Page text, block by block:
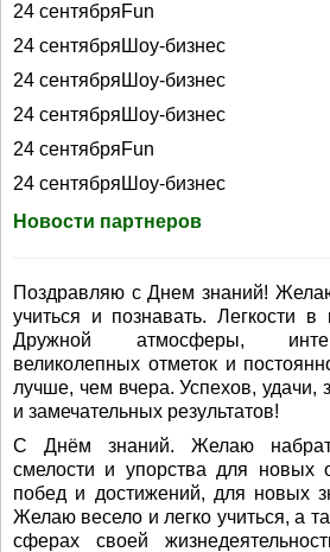
24 сентябряFun
24 сентябряШоу-бизнес
24 сентябряШоу-бизнес
24 сентябряШоу-бизнес
24 сентябряFun
24 сентябряШоу-бизнес
Новости партнеров
Поздравляю с Днем знаний!
учиться и познавать. Легкости в
Дружной атмосферы,
великолепных отметок и
лучше, чем вчера. Успехов, удачи,
и замечательных результатов!
С Днём знаний. Желаю
смелости и упорства для новых
побед и достижений, для новых
Желаю весело и легко учиться, а
сферах своей